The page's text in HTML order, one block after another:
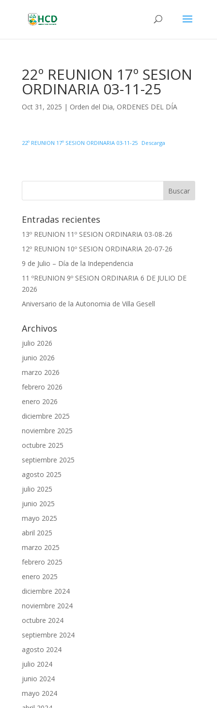
22º REUNION 17º SESION
ORDINARIA 03-11-25
Oct 31, 2025 | Orden del Dia, ORDENES DEL DÍA
22º REUNION 17º SESION ORDINARIA 03-11-25 Descarga
Entradas recientes
13º REUNION 11º SESION ORDINARIA 03-08-26
12º REUNION 10º SESION ORDINARIA 20-07-26
9 de Julio – Día de la Independencia
11 ºREUNION 9º SESION ORDINARIA 6 DE JULIO DE
2026
Aniversario de la Autonomia de Villa Gesell
Archivos
julio 2026
junio 2026
marzo 2026
febrero 2026
enero 2026
diciembre 2025
noviembre 2025
octubre 2025
septiembre 2025
agosto 2025
julio 2025
junio 2025
mayo 2025
abril 2025
marzo 2025
febrero 2025
enero 2025
diciembre 2024
noviembre 2024
octubre 2024
septiembre 2024
agosto 2024
julio 2024
junio 2024
mayo 2024